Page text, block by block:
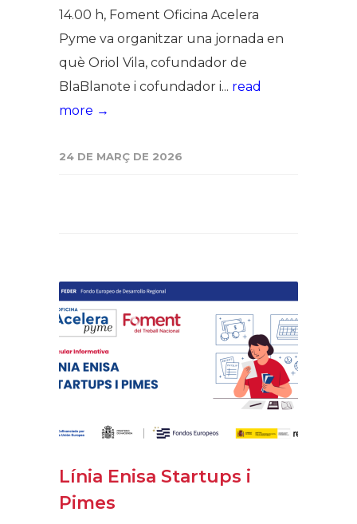
14.00 h, Foment Oficina Acelera
Pyme va organitzar una jornada en
què Oriol Vila, cofundador de
BlaBlanote i cofundador i... read
more →
24 DE MARÇ DE 2026
Línia Enisa Startups i
Pimes